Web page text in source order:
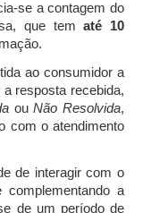
se a contagem do
que tematé 10
ao consumidor a
resposta recebida,
ouNão Resolvida,
com o atendimento
de interagir com o
complementando a
de um período de